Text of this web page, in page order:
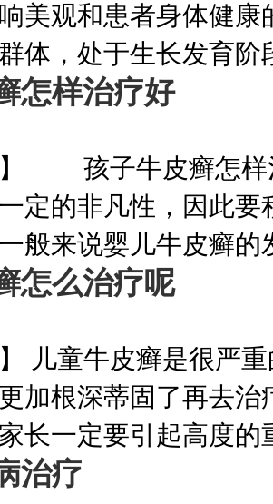
美观和患者身体健
体，处于生长发育阶
怎样治疗好
】 孩子牛皮癣怎样
定的非凡性，因此
般来说婴儿牛皮癣的
怎么治疗呢
】 儿童牛皮癣是很严
加根深蒂固了再去
长一定要引起高度的
治疗